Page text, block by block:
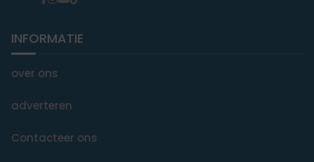
INFORMATIE
over ons
adverteren
Contacteer ons